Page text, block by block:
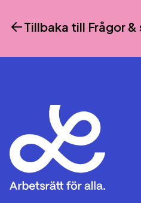
Tillbaka till Frågor &